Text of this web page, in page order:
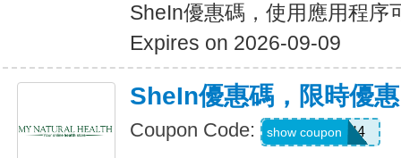
SheIn優惠碼，使用應用程序
Expires on 2026-09-09
SheIn優惠碼，限時優
Coupon Code: HFNH4
show coupon